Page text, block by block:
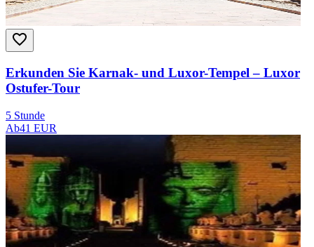
Erkunden Sie Karnak- und Luxor-Tempel – Luxor
Ostufer-Tour
5 Stunde
Ab41 EUR